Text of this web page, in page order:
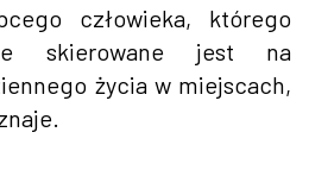
człowieka, którego
skierowane jest na
życia w miejscach,